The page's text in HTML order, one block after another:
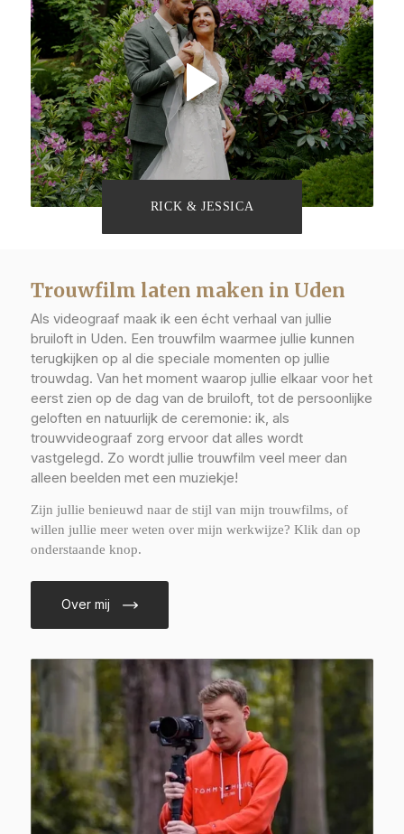
RICK & JESSICA
Trouwfilm laten maken in Uden
Als videograaf maak ik een écht verhaal van jullie
bruiloft in Uden. Een trouwfilm waarmee jullie kunnen
terugkijken op al die speciale momenten op jullie
trouwdag. Van het moment waarop jullie elkaar voor het
eerst zien op de dag van de bruiloft, tot de persoonlijke
geloften en natuurlijk de ceremonie: ik, als
trouwvideograaf zorg ervoor dat alles wordt
vastgelegd. Zo wordt jullie trouwfilm veel meer dan
alleen beelden met een muziekje!
Zijn jullie benieuwd naar de stijl van mijn trouwfilms, of
willen jullie meer weten over mijn werkwijze? Klik dan op
onderstaande knop.
Over mij